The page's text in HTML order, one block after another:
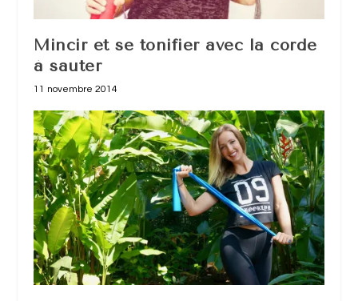
Mincir et se tonifier avec la corde
à sauter
11 novembre 2014